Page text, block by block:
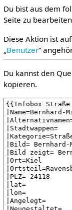
Du bist aus dem
Seite zu
Diese Aktion ist
Benutzer“
Du kannst den
kopieren.